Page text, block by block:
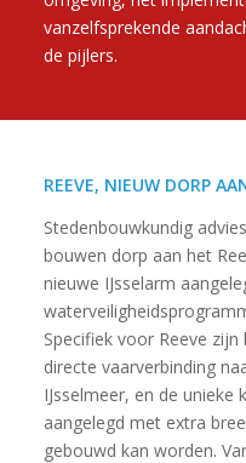
vanzelfsprekende
de pijlers.
REEVE, NIEUW DORP
Stedenbouwkundig
bouwen dorp aan het
nieuwe IJsselarm
Specifiek voor Reeve
directe vaarverbinding
IJsselmeer, en de unieke
aangelegd met extra
gebouwd kan worden.